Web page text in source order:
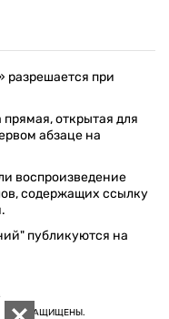
разрешается при
открытая для
абзаце на
воспроизведение
содержащих ссылку
публикуются на
ПРАВА ЗАЩИЩЕНЫ.